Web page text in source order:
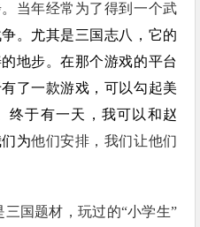
当年经常为了得到一个武
。尤其是三国志八，它的
地步。在那个游戏的平台
了一款游戏，可以勾起美
终于有一天，我可以和赵
为他们安排，我们让他们
国题材，玩过的“小学生”